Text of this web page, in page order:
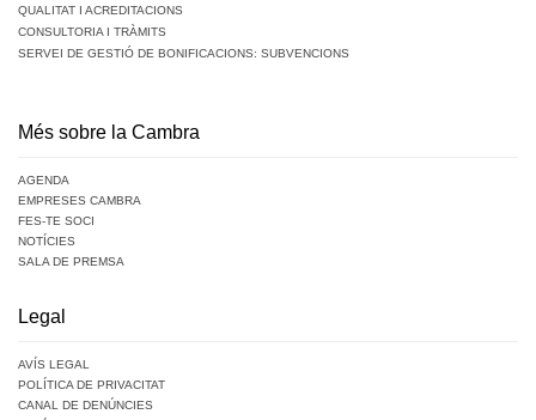
QUALITAT I ACREDITACIONS
CONSULTORIA I TRÀMITS
SERVEI DE GESTIÓ DE BONIFICACIONS: SUBVENCIONS
Més sobre la Cambra
AGENDA
EMPRESES CAMBRA
FES-TE SOCI
NOTÍCIES
SALA DE PREMSA
Legal
AVÍS LEGAL
POLÍTICA DE PRIVACITAT
CANAL DE DENÚNCIES